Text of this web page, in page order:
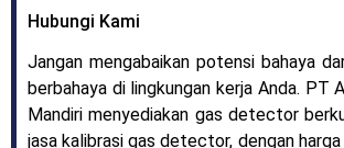
Hubungi Kami
Jangan mengabaikan potensi bahaya
berbahaya di lingkungan kerja Anda. PT
Mandiri menyediakan gas detector
jasa kalibrasi gas detector, dengan